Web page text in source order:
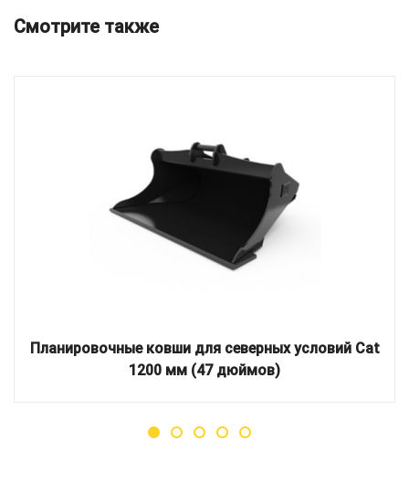
Смотрите также
Планировочные ковши для северных условий Cat
1200 мм (47 дюймов)